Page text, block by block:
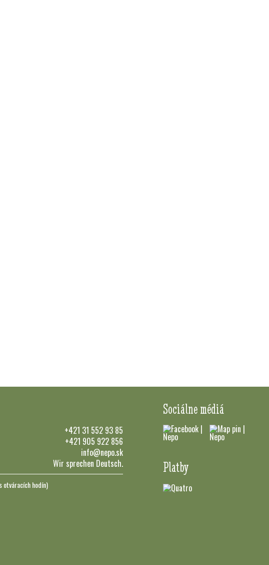
+421 31 552 93 85
+421 905 922 856
info@nepo.sk
Wir sprechen Deutsch.
otváracích hodín)
Sociálne médiá
Platby